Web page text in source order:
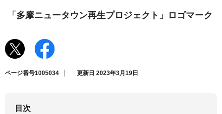
「多摩ニュータウン再生プロジェクト」ロゴマーク
ページ番号1005034 更新日 2023年3月19日
目次